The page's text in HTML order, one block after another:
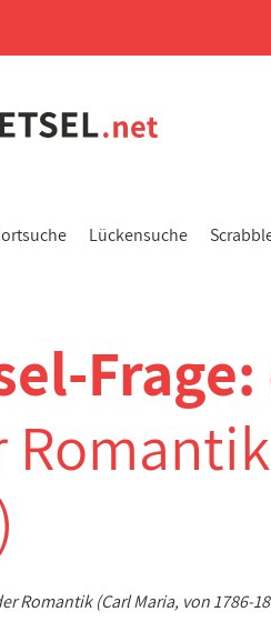
Lückensuche
Frage:
Romantik (Carl Maria, von 1786-